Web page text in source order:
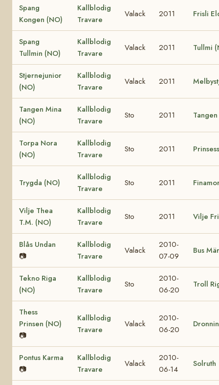
Spang
Kongen (NO)
Kallblodig
Travare
Valack 2011 Frisli
Spang
Tullmin (NO)
Kallblodig
Travare
Valack 2011 Tullmi
Stjernejunior
(NO)
Kallblodig
Travare
Valack 2011
Tangen Mina
(NO)
Kallblodig
Travare
Sto 2011
Torpa Nora
(NO)
Kallblodig
Travare
Sto 2011
Trygda (NO)
Kallblodig
Travare
Sto 2011
Vilje Thea
T.M. (NO)
Kallblodig
Travare
Sto 2011 Vilje
Blås Undan
📷
Kallblodig
Travare
Valack
2010-
07-09
Bus
Tekno Riga
(NO)
Kallblodig
Travare
Sto
2010-
06-20
Troll
Thess
Prinsen (NO)
📷
Kallblodig
Travare
Valack
2010-
06-20
Pontus Karma
📷
Kallblodig
Travare
Valack
2010-
06-14
Solruth